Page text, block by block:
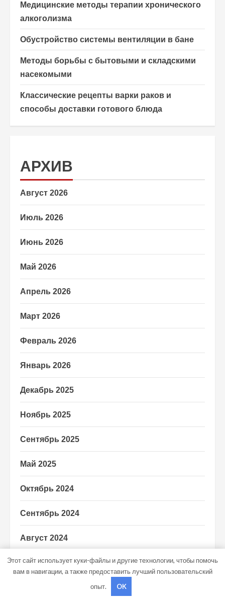
Медицинские методы терапии хронического
алкоголизма
Обустройство системы вентиляции в бане
Методы борьбы с бытовыми и складскими
насекомыми
Классические рецепты варки раков и
способы доставки готового блюда
АРХИВ
Август 2026
Июль 2026
Июнь 2026
Май 2026
Апрель 2026
Март 2026
Февраль 2026
Январь 2026
Декабрь 2025
Ноябрь 2025
Сентябрь 2025
Май 2025
Октябрь 2024
Сентябрь 2024
Август 2024
Июль 2024
Этот сайт использует куки-файлы и другие технологии, чтобы помочь
вам в навигации, а также предоставить лучший пользовательский
опыт.
OK